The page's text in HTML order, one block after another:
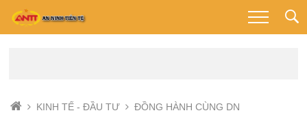
KINH TẾ - ĐẦU TƯ ĐỒNG HÀNH CÙNG DN